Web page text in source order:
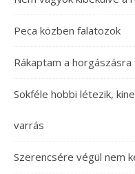
Peca közben falatozok
Rákaptam a horgászásra
Sokféle hobbi létezik,
varrás
Szerencsére végül nem